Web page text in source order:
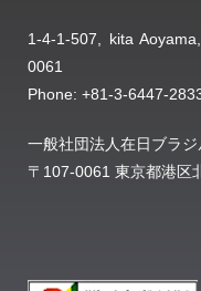
1-4-1-507, kita
0061
Phone: +81-3-6447-
一般社団法人在日ブラ
〒107-0061 東京都港区